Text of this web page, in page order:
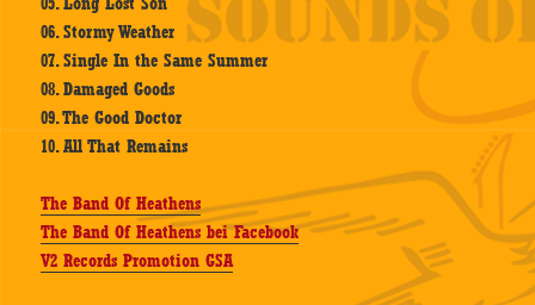
06. Stormy Weather
07. Single In the Same Summer
08. Damaged Goods
09. The Good Doctor
10. All That Remains
The Band Of Heathens
The Band Of Heathens bei Facebook
V2 Records Promotion GSA